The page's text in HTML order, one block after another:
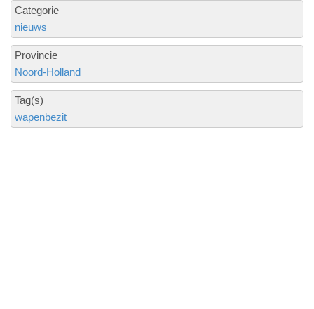
Categorie
nieuws
Provincie
Noord-Holland
Tag(s)
wapenbezit